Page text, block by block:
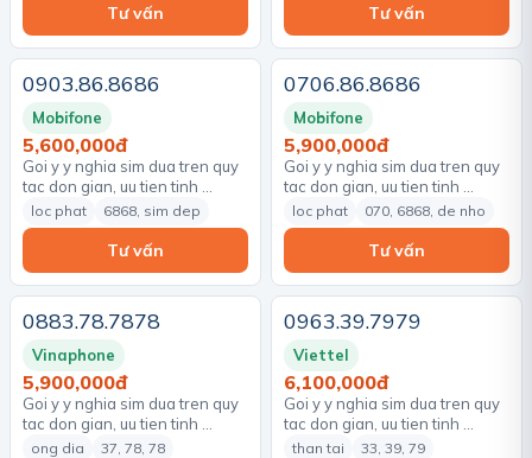
Tư vấn Tư vấn
0903.86.8686
Mobifone
5,600,000đ
Goi y y nghia sim dua tren quy
tac don gian, uu tien tinh …
loc phat 6868, sim dep
Tư vấn
0706.86.8686
Mobifone
5,900,000đ
Goi y y nghia sim dua tren quy
tac don gian, uu tien tinh …
loc phat 070, 6868, de nho
Tư vấn
0883.78.7878
Vinaphone
5,900,000đ
Goi y y nghia sim dua tren quy
tac don gian, uu tien tinh …
ong dia 37, 78, 78
0963.39.7979
Viettel
6,100,000đ
Goi y y nghia sim dua tren quy
tac don gian, uu tien tinh …
than tai 33, 39, 79